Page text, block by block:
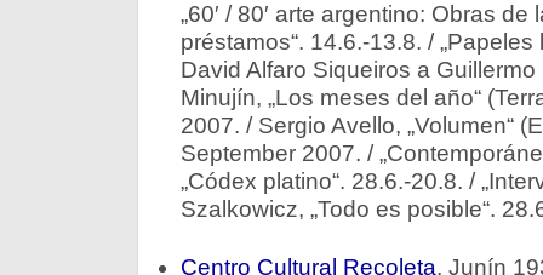
„60′ / 80′ arte argentino: Obras
préstamos“. 14.6.-13.8. /
David Alfaro Siqueiros a
Minujín, „Los meses del año“
2007. / Sergio Avello, „Volumen“
September 2007. /
„Códex platino“. 28.6.-20.8. /
Szalkowicz, „Todo es posible“.
Centro Cultural Recoleta, Junín